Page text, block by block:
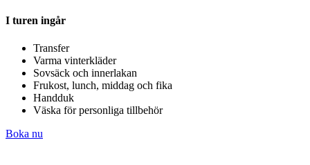
I turen ingår
Transfer
Varma vinterkläder
Sovsäck och innerlakan
Frukost, lunch, middag och fika
Handduk
Väska för personliga tillbehör
Boka nu